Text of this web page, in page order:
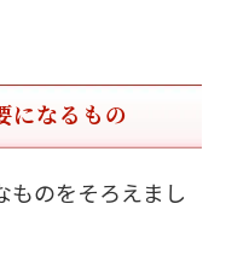
になるもの
ものをそろえまし